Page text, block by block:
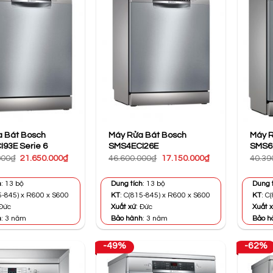
Bát Bosch
Serie 6
₫ Giá
47.570.000₫.
21.650.000₫Giá
21.650.000₫.
: 13 bộ
845) x R600 x S600
: 3 năm
Máy Rửa Bát Bosch
SMS4ECI26E
46.600.000₫ Giá
46.600.000₫.
17.150.000₫Giá
là:
17.150.000₫.
Dung tích: 13 bộ
KT: C(815-845) x R600 x S600
Xuất xứ: Đức
Bảo hành: 3 năm
Máy
Dung
KT:
Xuất
Bảo
-49% -62%